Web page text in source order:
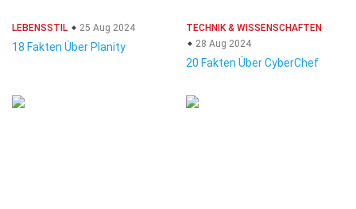
LEBENSSTIL 25 Aug 2024
18 Fakten Über Planity
TECHNIK & WISSENSCHAFTEN
28 Aug 2024
20 Fakten Über CyberChef